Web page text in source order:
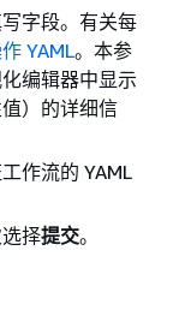
字段。有关每
YAML。本参
编辑器中显示
）的详细信
作流的 YAML
择提交。